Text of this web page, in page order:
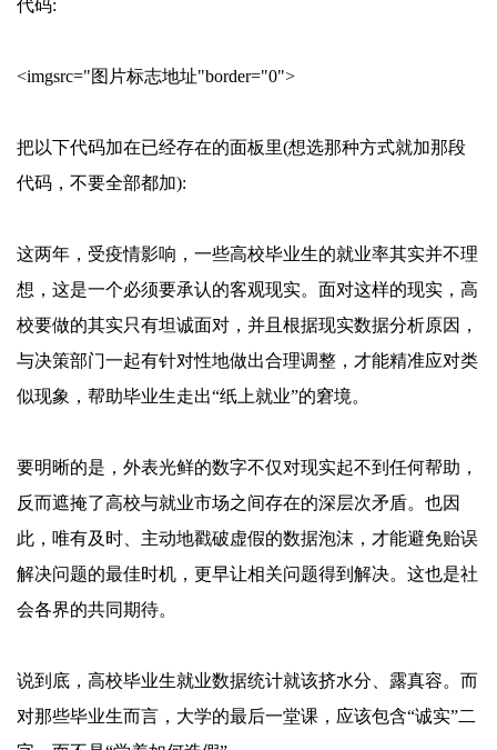
代码:
<imgsrc="图片标志地址"border="0">
把以下代码加在已经存在的面板里(想选那种方式就加那段
代码，不要全部都加):
这两年，受疫情影响，一些高校毕业生的就业率其实并不理
想，这是一个必须要承认的客观现实。面对这样的现实，高
校要做的其实只有坦诚面对，并且根据现实数据分析原因，
与决策部门一起有针对性地做出合理调整，才能精准应对类
似现象，帮助毕业生走出“纸上就业”的窘境。
要明晰的是，外表光鲜的数字不仅对现实起不到任何帮助，
反而遮掩了高校与就业市场之间存在的深层次矛盾。也因
此，唯有及时、主动地戳破虚假的数据泡沫，才能避免贻误
解决问题的最佳时机，更早让相关问题得到解决。这也是社
会各界的共同期待。
说到底，高校毕业生就业数据统计就该挤水分、露真容。而
对那些毕业生而言，大学的最后一堂课，应该包含“诚实”二